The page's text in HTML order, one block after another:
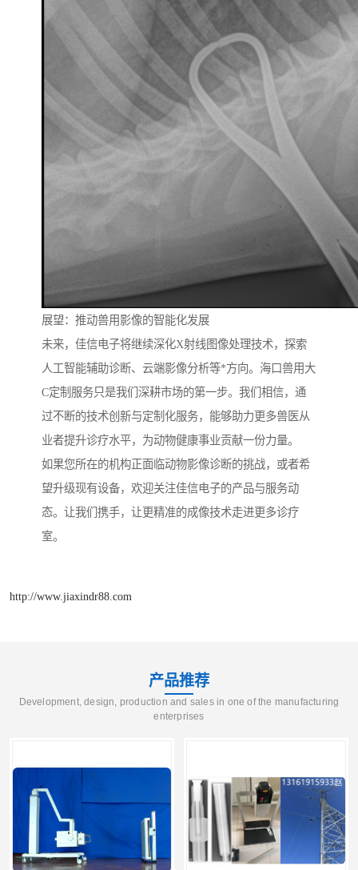
展望：推动兽用影像的智能化发展
未来，佳信电子将继续深化X射线图像处理技术，探索
人工智能辅助诊断、云端影像分析等*方向。海口兽用大
C定制服务只是我们深耕市场的第一步。我们相信，通
过不断的技术创新与定制化服务，能够助力更多兽医从
业者提升诊疗水平，为动物健康事业贡献一份力量。
如果您所在的机构正面临动物影像诊断的挑战，或者希
望升级现有设备，欢迎关注佳信电子的产品与服务动
态。让我们携手，让更精准的成像技术走进更多诊疗
室。
http://www.jiaxindr88.com
产品推荐
Development, design, production and sales in one of the manufacturing
enterprises